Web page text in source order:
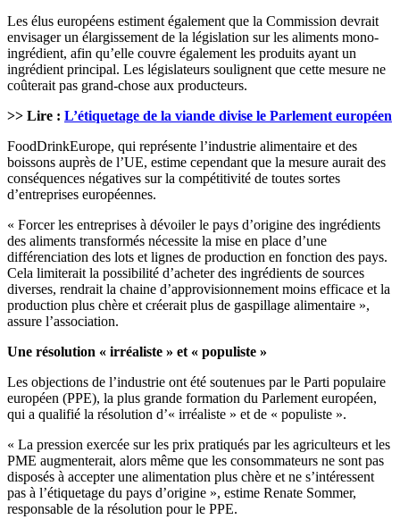
Les élus européens estiment également que la Commission devrait
envisager un élargissement de la législation sur les aliments mono-
ingrédient, afin qu’elle couvre également les produits ayant un
ingrédient principal. Les législateurs soulignent que cette mesure ne
coûterait pas grand-chose aux producteurs.
>> Lire : L’étiquetage de la viande divise le Parlement européen
FoodDrinkEurope, qui représente l’industrie alimentaire et des
boissons auprès de l’UE, estime cependant que la mesure aurait des
conséquences négatives sur la compétitivité de toutes sortes
d’entreprises européennes.
« Forcer les entreprises à dévoiler le pays d’origine des ingrédients
des aliments transformés nécessite la mise en place d’une
différenciation des lots et lignes de production en fonction des pays.
Cela limiterait la possibilité d’acheter des ingrédients de sources
diverses, rendrait la chaine d’approvisionnement moins efficace et la
production plus chère et créerait plus de gaspillage alimentaire »,
assure l’association.
Une résolution « irréaliste » et « populiste »
Les objections de l’industrie ont été soutenues par le Parti populaire
européen (PPE), la plus grande formation du Parlement européen,
qui a qualifié la résolution d’« irréaliste » et de « populiste ».
« La pression exercée sur les prix pratiqués par les agriculteurs et les
PME augmenterait, alors même que les consommateurs ne sont pas
disposés à accepter une alimentation plus chère et ne s’intéressent
pas à l’étiquetage du pays d’origine », estime Renate Sommer,
responsable de la résolution pour le PPE.